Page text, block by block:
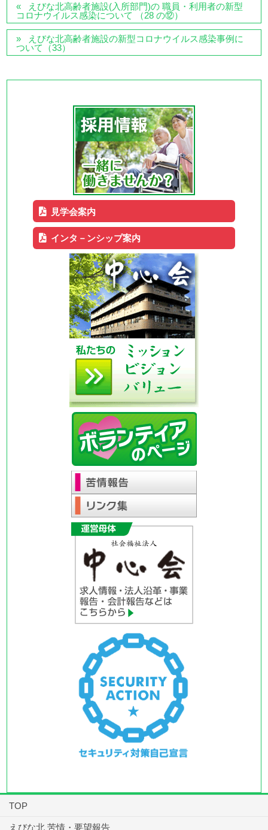
えびな北高齢者施設(入所部門)の 職員・利用者の新型
コロナウイルス感染について （28 の⑫）
えびな北高齢者施設の新型コロナウイルス感染事例に
ついて（33）
見学会案内
インタ－ンシップ案内
TOP
えびな北 苦情・要望報告